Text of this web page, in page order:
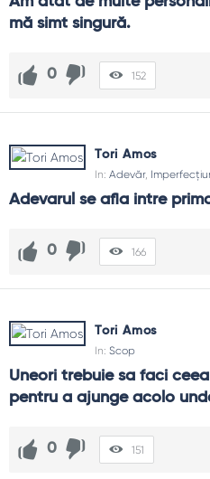
mă simt singură.
0 152
Tori Amos
In: Adevăr,
Adevarul se afla intre
0 166
Tori Amos
In: Scop
Uneori trebuie sa faci
pentru a ajunge acolo
0 151